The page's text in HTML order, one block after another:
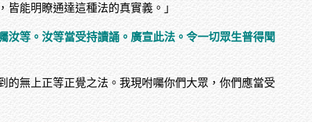
皆能明瞭通達這種法的真實義。」
等。汝等當受持讀誦。廣宣此法。令一切眾生普得聞
無上正等正覺之法。我現咐囑你們大眾，你們應當受